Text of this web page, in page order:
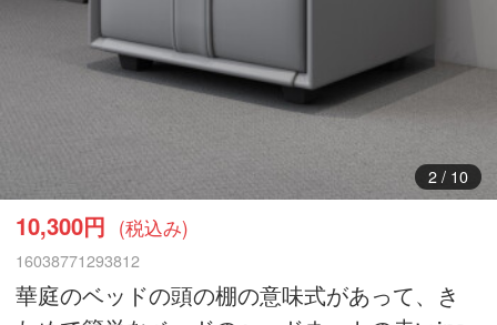
3/ 10
10,300円 (税込み)
16038771293812
華庭のベッドの頭の棚の意味式があって、き